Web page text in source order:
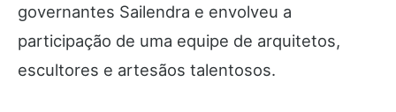
governantes Sailendra e envolveu a
participação de uma equipe de arquitetos,
escultores e artesãos talentosos.